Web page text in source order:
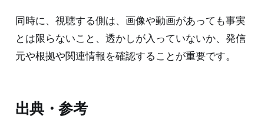
同時に、視聴する側は、画像や動画があっても事実
とは限らないこと、透かしが入っていないか、発信
元や根拠や関連情報を確認することが重要です。
出典・参考